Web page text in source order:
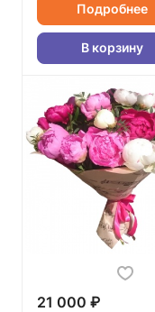
Подробнее
В корзину
21 000 ₽